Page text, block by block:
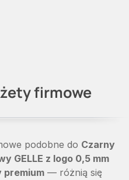
firmowe
podobne do Czarny
GELLE z logo 0,5 mm
premium — różnią się